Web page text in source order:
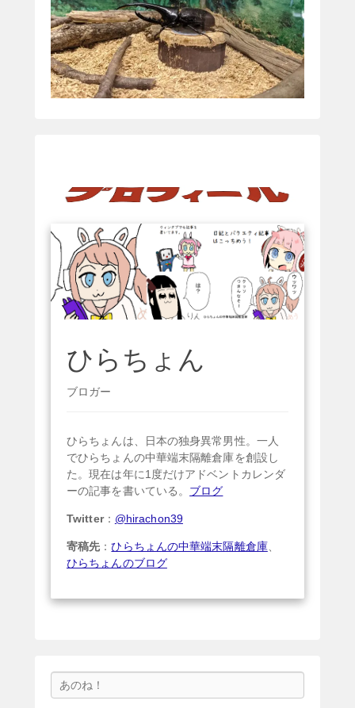
ひらちょん
ブロガー
ひらちょんは、日本の独身異常男性。一人
でひらちょんの中華端末隔離倉庫を創設し
た。現在は年に1度だけアドベントカレンダ
ーの記事を書いている。 ブログ
Twitter： @hirachon39
寄稿先 ：ひらちょんの中華端末隔離倉庫、
ひらちょんのブログ
索